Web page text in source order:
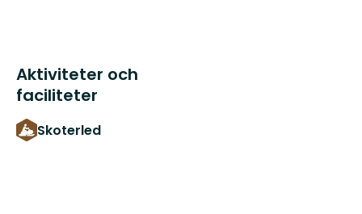
Aktiviteter och
faciliteter
Skoterled